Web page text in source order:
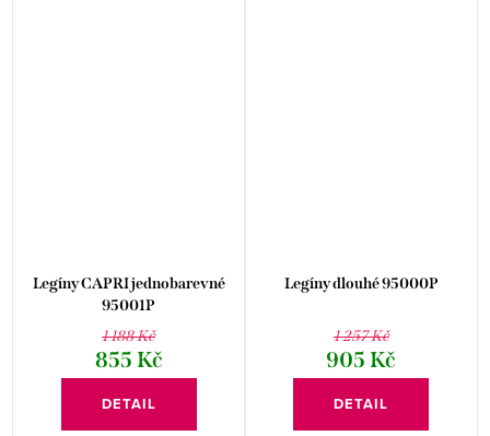
Legíny CAPRI jednobarevné
95001P
1 188 Kč
855 Kč
DETAIL
Legíny dlouhé 95000P
1 257 Kč
905 Kč
DETAIL